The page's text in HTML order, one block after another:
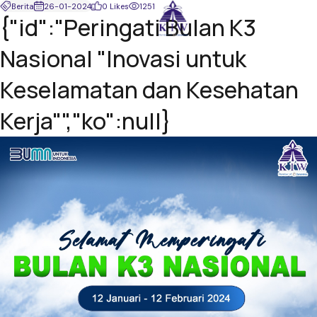
Berita 26-01-2024 0 Likes 1251
{"id":"Peringati Bulan K3
Nasional "Inovasi untuk
Keselamatan dan Kesehatan
Kerja"","ko":null}